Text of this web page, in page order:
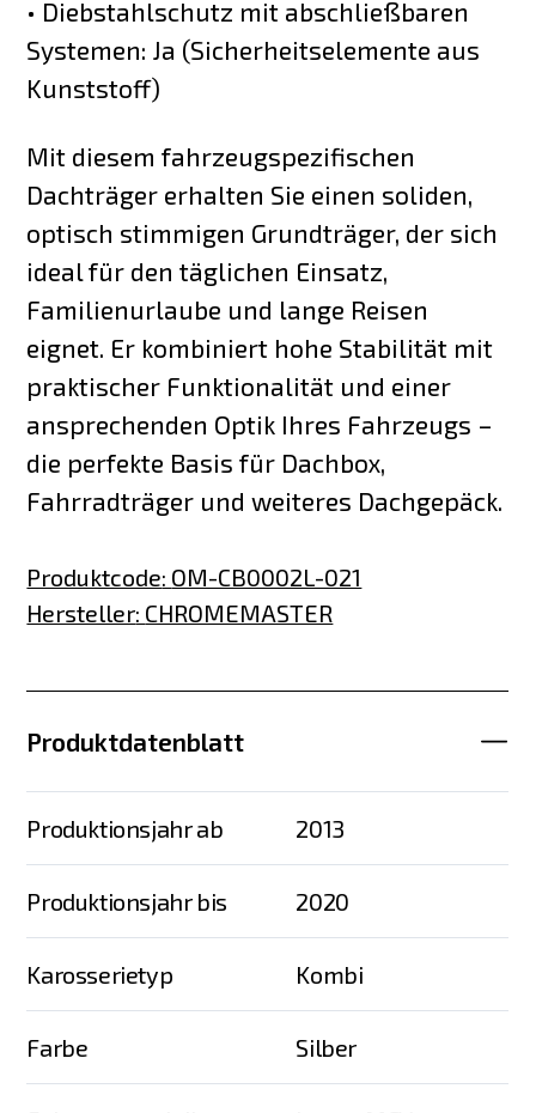
• Diebstahlschutz mit abschließbaren
Systemen: Ja (Sicherheitselemente aus
Kunststoff)
Mit diesem fahrzeugspezifischen
Dachträger erhalten Sie einen soliden,
optisch stimmigen Grundträger, der sich
ideal für den täglichen Einsatz,
Familienurlaube und lange Reisen
eignet. Er kombiniert hohe Stabilität mit
praktischer Funktionalität und einer
ansprechenden Optik Ihres Fahrzeugs –
die perfekte Basis für Dachbox,
Fahrradträger und weiteres Dachgepäck.
Produktcode: OM-CB0002L-021
Hersteller: CHROMEMASTER
Produktdatenblatt
Produktionsjahr ab 2013
Produktionsjahr bis 2020
Karosserietyp Kombi
Farbe Silber